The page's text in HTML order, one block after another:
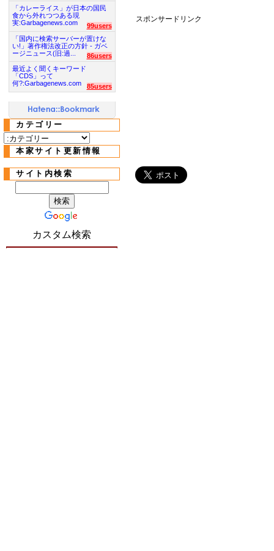
スポンサードリンク
「カレーライス」が日本の国民
食から外れつつある現
実:Garbagenews.com
99users
「国内に検索サーバーが置けな
い!」著作権法改正の方針 - ガベ
ージニュース(旧:過...
86users
最近よく聞くキーワード
「CDS」って
何?:Garbagenews.com
85users
カテゴリー
本家サイト更新情報
サイト内検索
カスタム検索